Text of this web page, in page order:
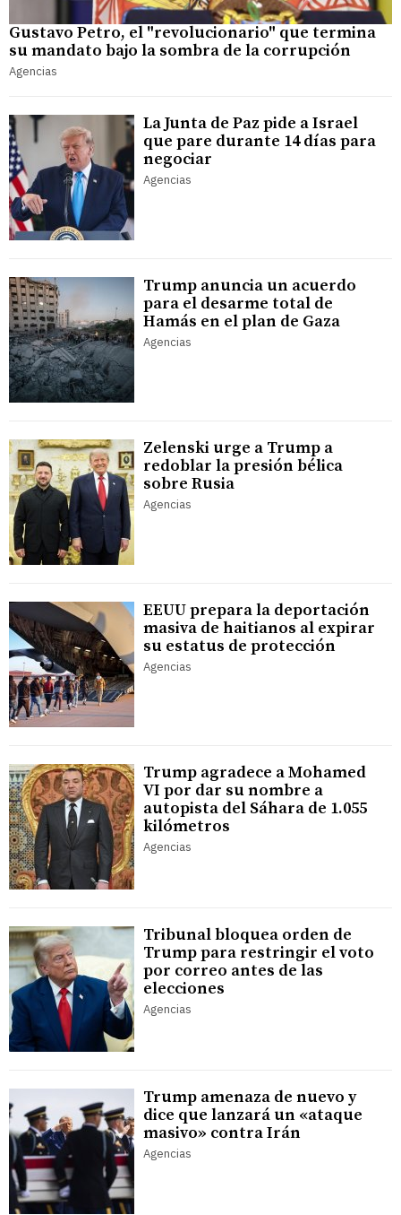
Gustavo Petro, el "revolucionario" que termina
su mandato bajo la sombra de la corrupción
Agencias
La Junta de Paz pide a Israel
que pare durante 14 días para
negociar
Agencias
Trump anuncia un acuerdo
para el desarme total de
Hamás en el plan de Gaza
Agencias
Zelenski urge a Trump a
redoblar la presión bélica
sobre Rusia
Agencias
EEUU prepara la deportación
masiva de haitianos al expirar
su estatus de protección
Agencias
Trump agradece a Mohamed
VI por dar su nombre a
autopista del Sáhara de 1.055
kilómetros
Agencias
Tribunal bloquea orden de
Trump para restringir el voto
por correo antes de las
elecciones
Agencias
Trump amenaza de nuevo y
dice que lanzará un «ataque
masivo» contra Irán
Agencias